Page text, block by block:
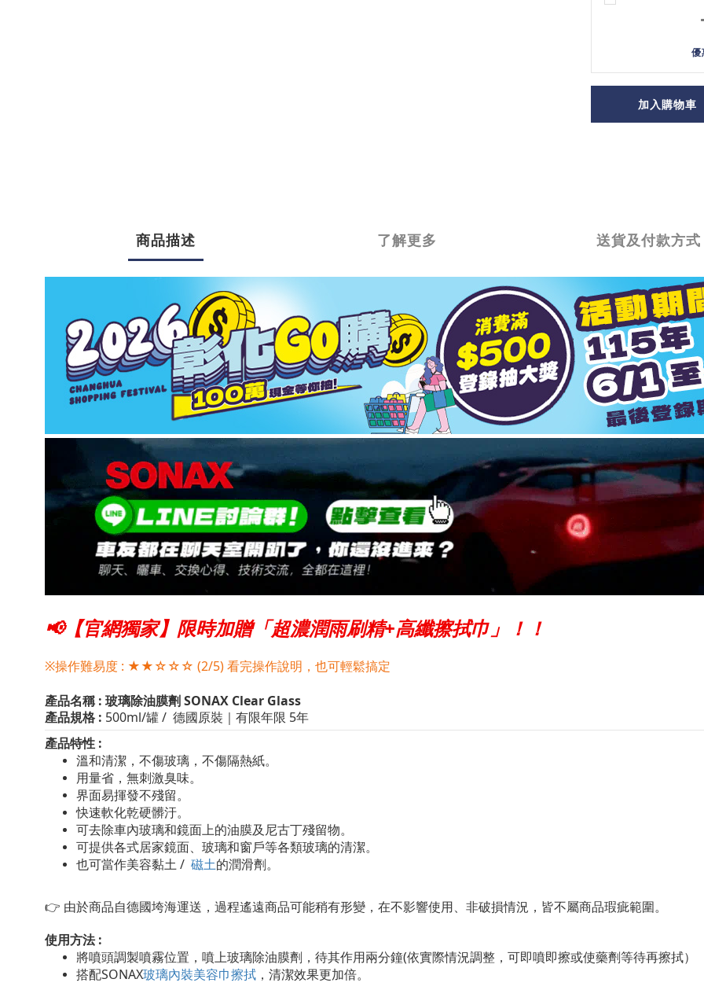
加入購物車
商品描述 了解更多 送貨及付款方式
\
📢【官網獨家】限時加贈「超濃潤雨刷精+高纖擦拭巾」！！
※操作難易度 : ★★☆☆☆ (2/5) 看完操作說明，也可輕鬆搞定
產品名稱 : 玻璃除油膜劑SONAX Clear Glass
產品規格 : 500ml/罐 / 德國原裝｜有限年限 5年
產品特性 :
溫和清潔，不傷玻璃，不傷隔熱紙。
用量省，無刺激臭味。
界面易揮發不殘留。
快速軟化乾硬髒汙。
可去除車內玻璃和鏡面上的油膜及尼古丁殘留物。
可提供各式居家鏡面、玻璃和窗戶等各類玻璃的清潔。
也可當作美容黏土 / 磁土的潤滑劑。
👉 由於商品自德國垮海運送，過程遙遠商品可能稍有形變，在不影響使用、非破損情況，皆不屬商品瑕疵範圍。
使用方法 :
將噴頭調製噴霧位置，噴上玻璃除油膜劑，待其作用兩分鐘(依實際情況調整，可即噴即擦或使藥劑等待再擦拭）
搭配SONAX玻璃內裝美容巾擦拭 ，清潔效果更加倍。